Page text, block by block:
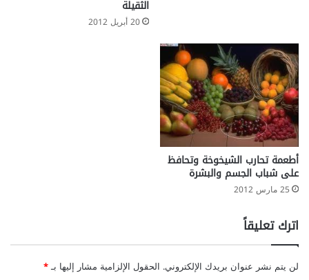
الثقيلة
20 أبريل 2012
أطعمة تحارب الشيخوخة وتحافظ
على شباب الجسم والبشرة
25 مارس 2012
اترك تعليقاً
لن يتم نشر عنوان بريدك الإلكتروني. الحقول الإلزامية مشار إليها بـ*